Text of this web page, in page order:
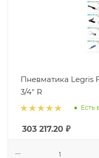
Пневматика Legris
3/4" R
Есть
303 217.20 ₽